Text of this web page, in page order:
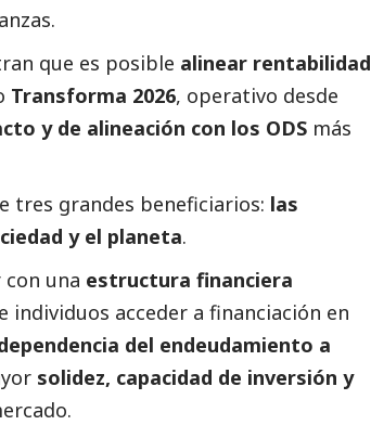
que es posible alinear rentabilidad
Transforma 2026, operativo desde
y de alineación con los ODS más
tres grandes beneficiarios: las
y el planeta.
una estructura financiera
individuos acceder a financiación en
del endeudamiento a
solidez, capacidad de inversión y